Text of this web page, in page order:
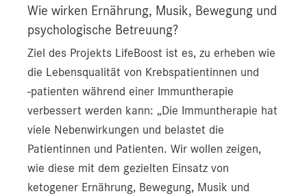
Wie wirken Ernährung, Musik, Bewegung und
psychologische Betreuung?
Ziel des Projekts LifeBoost ist es, zu erheben wie
die Lebensqualität von Krebspatientinnen und
-patienten während einer Immuntherapie
verbessert werden kann: „Die Immuntherapie hat
viele Nebenwirkungen und belastet die
Patientinnen und Patienten. Wir wollen zeigen,
wie diese mit dem gezielten Einsatz von
ketogener Ernährung, Bewegung, Musik und